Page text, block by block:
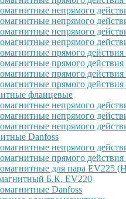
непрямого
непрямого
непрямого
непрямого
прямого
прямого
прямого
прямого
фланцевые
непрямого
непрямого
непрямого
Danfoss
непрямого
прямого
для пара EV225
Б.К. EV220
Danfoss